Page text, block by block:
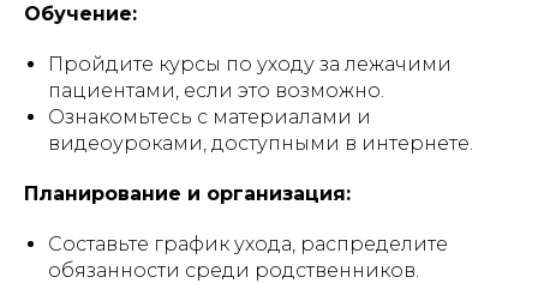
Обучение:
Пройдите курсы по уходу за лежачими
пациентами, если это возможно.
Ознакомьтесь с материалами и
видеоуроками, доступными в интернете.
Планирование и организация:
Составьте график ухода, распределите
обязанности среди родственников.